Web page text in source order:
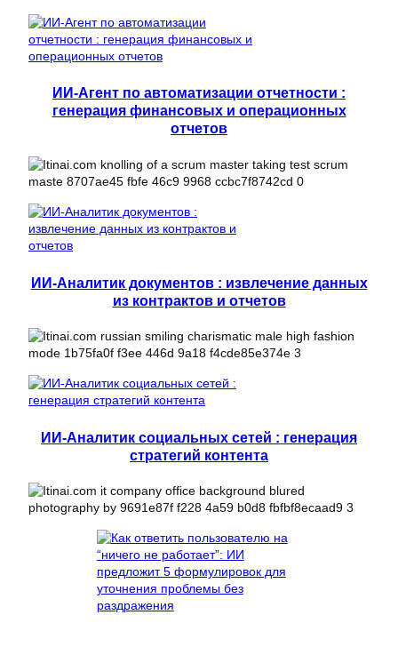
ИИ-Агент по автоматизации отчетности :
генерация финансовых и операционных
отчетов
ИИ-Аналитик документов : извлечение данных
из контрактов и отчетов
ИИ-Аналитик социальных сетей : генерация
стратегий контента